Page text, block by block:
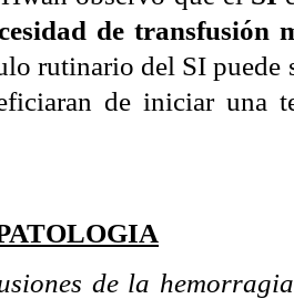
de transfusión
rutinario del SI puede
de iniciar una
de la